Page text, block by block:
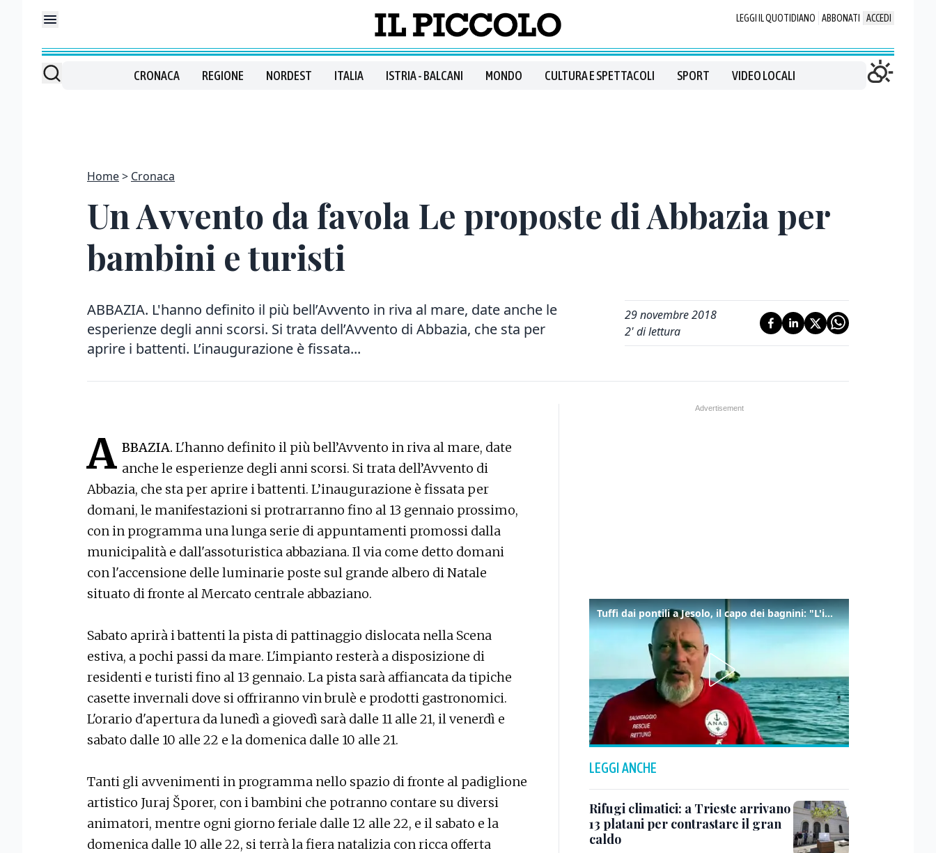
LEGGI IL QUOTIDIANO ABBONATI ACCEDI
CRONACA REGIONE NORDEST ITALIA ISTRIA - BALCANI MONDO CULTURA E SPETTACOLI SPORT VIDEO LOCALI
Home Cronaca
Un Avvento da favola Le proposte di Abbazia per
bambini e turisti
ABBAZIA. L'hanno definito il più bell’Avvento in riva al mare, date anche le
esperienze degli anni scorsi. Si trata dell’Avvento di Abbazia, che sta per
aprire i battenti. L’inaugurazione è fissata...
29 novembre 2018
2' di lettura
A BBAZIA. L'hanno definito il più bell’Avvento in riva al mare, date
anche le esperienze degli anni scorsi. Si trata dell’Avvento di
Abbazia, che sta per aprire i battenti. L’inaugurazione è fissata per
domani, le manifestazioni si protrarranno fino al 13 gennaio prossimo,
con in programma una lunga serie di appuntamenti promossi dalla
municipalità e dall'assoturistica abbaziana. Il via come detto domani
con l'accensione delle luminarie poste sul grande albero di Natale
situato di fronte al Mercato centrale abbaziano.
Sabato aprirà i battenti la pista di pattinaggio dislocata nella Scena
estiva, a pochi passi da mare. L'impianto resterà a disposizione di
residenti e turisti fino al 13 gennaio. La pista sarà affiancata da tipiche
casette invernali dove si offriranno vin brulè e prodotti gastronomici.
L'orario d'apertura da lunedì a giovedì sarà dalle 11 alle 21, il venerdì e
sabato dalle 10 alle 22 e la domenica dalle 10 alle 21.
Tanti gli avvenimenti in programma nello spazio di fronte al padiglione
artistico Juraj Šporer, con i bambini che potranno contare su diversi
animatori, mentre ogni giorno feriale dalle 12 alle 22, e il sabato e la
domenica dalle 10 alle 22, si terrà la fiera natalizia con ricca offerta
Tuffi dai pontili a Jesolo, il capo dei bagnini: "L'impegno di tutti per evitare altre tragedie"
LEGGI ANCHE
Rifugi climatici: a Trieste arrivano
13 platani per contrastare il gran
caldo